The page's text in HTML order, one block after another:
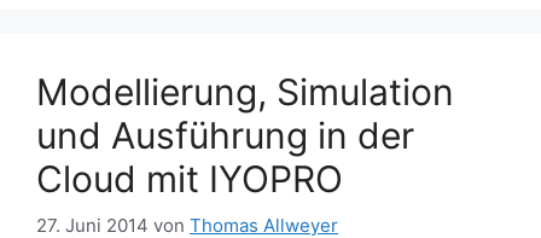
Modellierung, Simulation
und Ausführung in der
Cloud mit IYOPRO
27. Juni 2014 von Thomas Allweyer